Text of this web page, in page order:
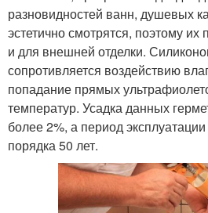
разновидностей ванн, душевых
эстетично смотрятся, поэтому
и для внешней отделки.
сопротивляется воздействию
попадание прямых
температур. Усадка данных
более 2%, а период
порядка 50 лет.